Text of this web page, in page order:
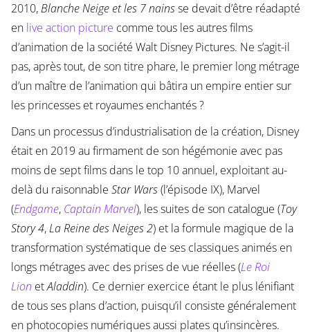
2010,Blanche Neige et les 7 nainsse devait d’être réadapté
en live action picture comme tous les autres films
d’animation de la société Walt Disney Pictures. Ne s’agit-il
pas, après tout, de son titre phare, le premier long métrage
d’un maître de l’animation qui bâtira un empire entier sur
les princesses et royaumes enchantés ?
Dans un processus d’industrialisation de la création, Disney
était en 2019 au firmament de son hégémonie avec pas
moins de sept films dans le top 10 annuel, exploitant au-
delà du raisonnable Star Wars(l’épisode IX), Marvel
(Endgame, Captain Marvel), les suites de son catalogue (Toy
Story 4,La Reine des Neiges 2) et la formule magique de la
transformation systématique de ses classiques animés en
longs métrages avec des prises de vue réelles (Le Roi
Lion etAladdin). Ce dernier exercice étant le plus lénifiant
de tous ses plans d’action, puisqu’il consiste généralement
en photocopies numériques aussi plates qu’insincères.